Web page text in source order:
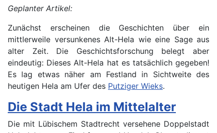
Geplanter Artikel:
Zunächst erscheinen die Geschichten über ein
mittlerweile versunkenes Alt-Hela wie eine Sage aus
alter Zeit. Die Geschichtsforschung belegt aber
eindeutig: Dieses Alt-Hela hat es tatsächlich gegeben!
Es lag etwas näher am Festland in Sichtweite des
heutigen Hela am Ufer des Putziger Wieks.
Die Stadt Hela im Mittelalter
Die mit Lübischem Stadtrecht versehene Doppelstadt